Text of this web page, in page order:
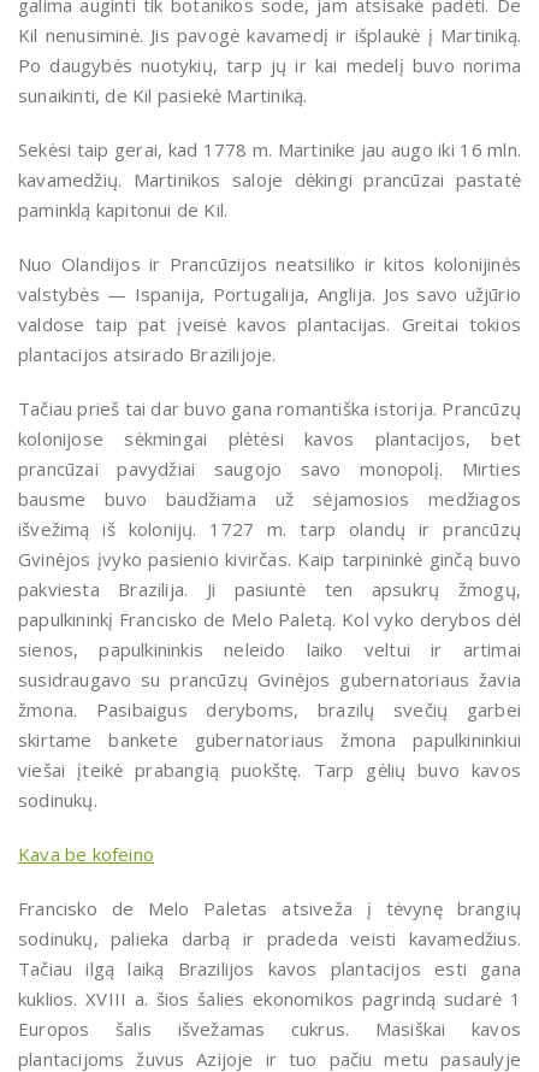
galima auginti tik botanikos sode, jam atsisakė padėti. De
Kil nenusiminė. Jis pavogė kavamedį ir išplaukė į Martiniką.
Po daugybės nuotykių, tarp jų ir kai medelį buvo norima
sunaikinti, de Kil pasiekė Martiniką.
Sekėsi taip gerai, kad 1778 m. Martinike jau augo iki 16 mln.
kavamedžių. Martinikos saloje dėkingi prancūzai pastatė
paminklą kapitonui de Kil.
Nuo Olandijos ir Prancūzijos neatsiliko ir kitos kolonijinės
valstybės — Ispanija, Portugalija, Anglija. Jos savo užjūrio
valdose taip pat įveisė kavos plantacijas. Greitai tokios
plantacijos atsirado Brazilijoje.
Tačiau prieš tai dar buvo gana romantiška istorija. Prancūzų
kolonijose sėkmingai plėtėsi kavos plantacijos, bet
prancūzai pavydžiai saugojo savo monopolį. Mirties
bausme buvo baudžiama už sėjamosios medžiagos
išvežimą iš kolonijų. 1727 m. tarp olandų ir prancūzų
Gvinėjos įvyko pasienio kivirčas. Kaip tarpininkė ginčą buvo
pakviesta Brazilija. Ji pasiuntė ten apsukrų žmogų,
papulkininkį Francisko de Melo Paletą. Kol vyko derybos dėl
sienos, papulkininkis neleido laiko veltui ir artimai
susidraugavo su prancūzų Gvinėjos gubernatoriaus žavia
žmona. Pasibaigus deryboms, brazilų svečių garbei
skirtame bankete gubernatoriaus žmona papulkininkiui
viešai įteikė prabangią puokštę. Tarp gėlių buvo kavos
sodinukų.
Kava be kofeino
Francisko de Melo Paletas atsiveža į tėvynę brangių
sodinukų, palieka darbą ir pradeda veisti kavamedžius.
Tačiau ilgą laiką Brazilijos kavos plantacijos esti gana
kuklios. XVIII a. šios šalies ekonomikos pagrindą sudarė 1
Europos šalis išvežamas cukrus. Masiškai kavos
plantacijoms žuvus Azijoje ir tuo pačiu metu pasaulyje